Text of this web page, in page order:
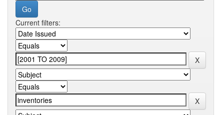
Current filters: